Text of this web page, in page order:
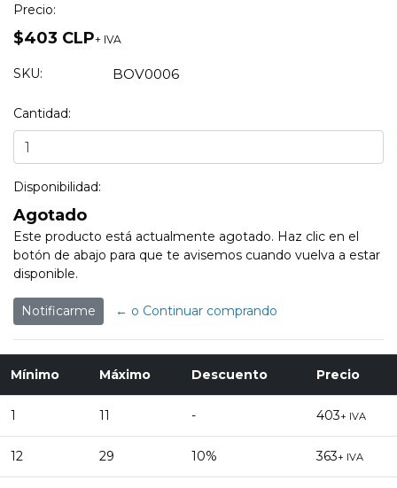
Precio:
$403 CLP+ IVA
SKU: BOV0006
Cantidad:
Disponibilidad:
Agotado
Este producto está actualmente agotado. Haz clic en el
botón de abajo para que te avisemos cuando vuelva a estar
disponible.
Notificarme ← o Continuar comprando
Mínimo Máximo Descuento Precio
1 11 - 403+ IVA
12 29 10% 363+ IVA